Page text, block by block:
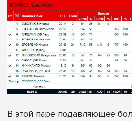
В этой паре подавляющее